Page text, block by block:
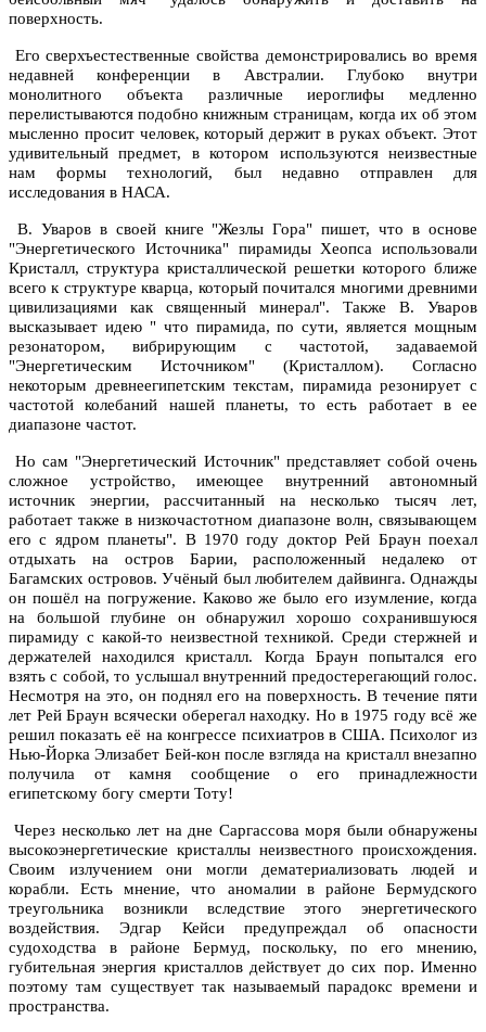
поверхность.
Его сверхъестественные свойства демонстрировались во время
недавней конференции в Австралии. Глубоко внутри
монолитного объекта различные иероглифы медленно
перелистываются подобно книжным страницам, когда их об этом
мысленно просит человек, который держит в руках объект. Этот
удивительный предмет, в котором используются неизвестные
нам формы технологий, был недавно отправлен для
исследования в НАСА.
В. Уваров в своей книге "Жезлы Гора" пишет, что в основе
"Энергетического Источника" пирамиды Хеопса использовали
Кристалл, структура кристаллической решетки которого ближе
всего к структуре кварца, который почитался многими древними
цивилизациями как священный минерал". Также В. Уваров
высказывает идею " что пирамида, по сути, является мощным
резонатором, вибрирующим с частотой, задаваемой
"Энергетическим Источником" (Кристаллом). Согласно
некоторым древнеегипетским текстам, пирамида резонирует с
частотой колебаний нашей планеты, то есть работает в ее
диапазоне частот.
Но сам "Энергетический Источник" представляет собой очень
сложное устройство, имеющее внутренний автономный
источник энергии, рассчитанный на несколько тысяч лет,
работает также в низкочастотном диапазоне волн, связывающем
его с ядром планеты". В 1970 году доктор Рей Браун поехал
отдыхать на остров Барии, расположенный недалеко от
Багамских островов. Учёный был любителем дайвинга. Однажды
он пошёл на погружение. Каково же было его изумление, когда
на большой глубине он обнаружил хорошо сохранившуюся
пирамиду с какой-то неизвестной техникой. Среди стержней и
держателей находился кристалл. Когда Браун попытался его
взять с собой, то услышал внутренний предостерегающий голос.
Несмотря на это, он поднял его на поверхность. В течение пяти
лет Рей Браун всячески оберегал находку. Но в 1975 году всё же
решил показать её на конгрессе психиатров в США. Психолог из
Нью-Йорка Элизабет Бей-кон после взгляда на кристалл внезапно
получила от камня сообщение о его принадлежности
египетскому богу смерти Тоту!
Через несколько лет на дне Саргассова моря были обнаружены
высокоэнергетические кристаллы неизвестного происхождения.
Своим излучением они могли дематериализовать людей и
корабли. Есть мнение, что аномалии в районе Бермудского
треугольника возникли вследствие этого энергетического
воздействия. Эдгар Кейси предупреждал об опасности
судоходства в районе Бермуд, поскольку, по его мнению,
губительная энергия кристаллов действует до сих пор. Именно
поэтому там существует так называемый парадокс времени и
пространства.